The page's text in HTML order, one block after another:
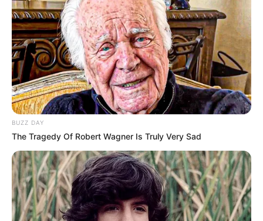
Dia merayakannya pada tanggal 4 Desember.
Berapa tingginya ?
Tidak diketahui berapa tingginya.
Siapa orang tuanya?
Tidak diketahui nama ayahnya dan nama ibunya adalah Anna
Ferreira.
Apakah ia sudah menikah?
Dia belum menikah. Tidak ada informasi apakah dia sedang
menjalin hubungan atau tidak.
Siapa mantan pacarnya?
Tidak diketahui siapa mantan pacarnya.
BUZZ DAY
The Tragedy Of Robert Wagner Is Truly Very Sad